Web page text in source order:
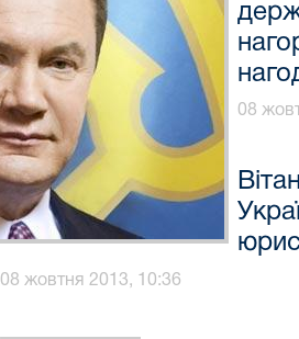
08
08 жовтня 2013, 10:36